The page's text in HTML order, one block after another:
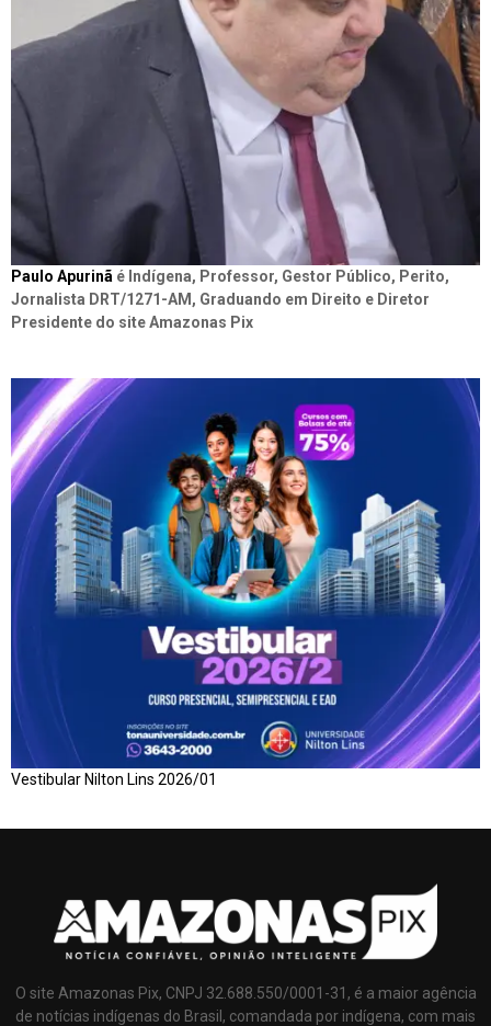
Paulo Apurinã é Indígena, Professor, Gestor Público, Perito,
Jornalista DRT/1271-AM, Graduando em Direito e Diretor
Presidente do site Amazonas Pix
Vestibular Nilton Lins 2026/01
O site Amazonas Pix, CNPJ 32.688.550/0001-31, é a maior agência
de notícias indígenas do Brasil, comandada por indígena, com mais